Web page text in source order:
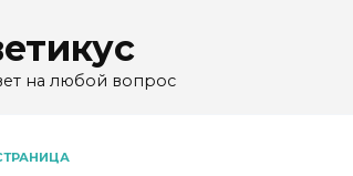
на любой вопрос